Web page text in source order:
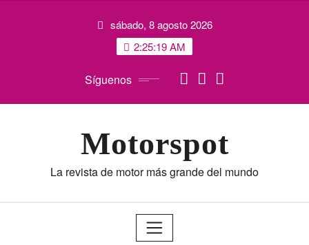
sábado, 8 agosto 2026
2:25:20 AM
Síguenos
Motorspot
La revista de motor más grande del mundo